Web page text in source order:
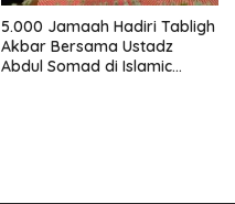
5.000 Jamaah Hadiri Tabligh
Akbar Bersama Ustadz
Abdul Somad di Islamic